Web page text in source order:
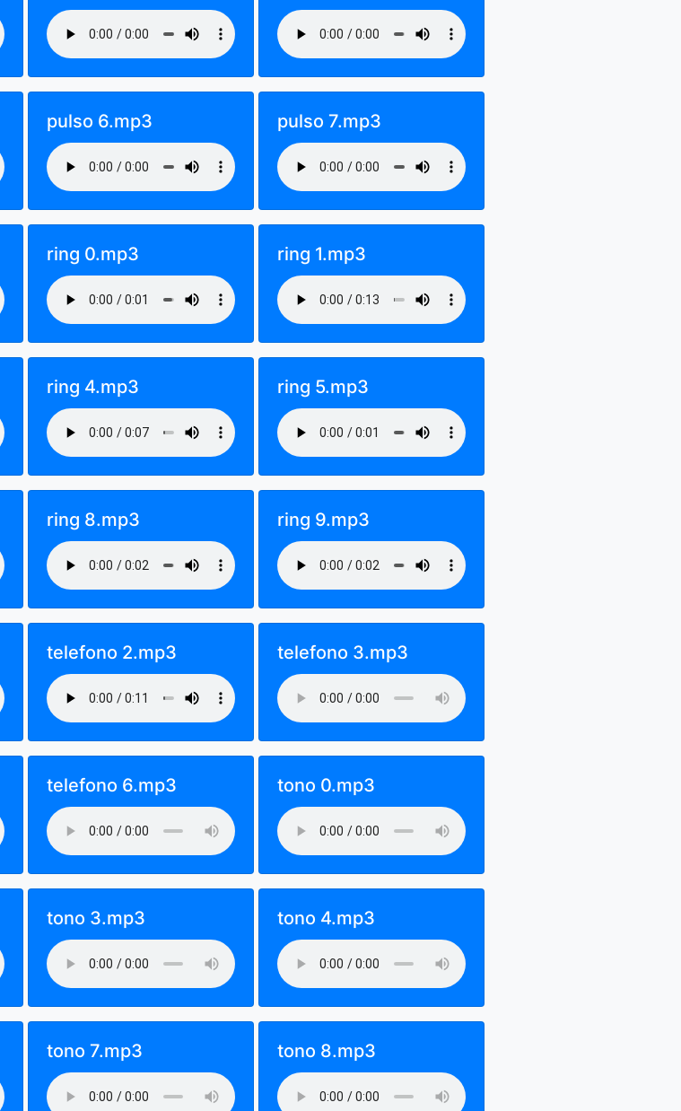
pulso 6.mp3 pulso 7.mp3
ring 0.mp3 ring 1.mp3
ring 4.mp3 ring 5.mp3
ring 8.mp3 ring 9.mp3
telefono 2.mp3 telefono 3.mp3
telefono 6.mp3 tono 0.mp3
tono 3.mp3 tono 4.mp3
tono 7.mp3 tono 8.mp3